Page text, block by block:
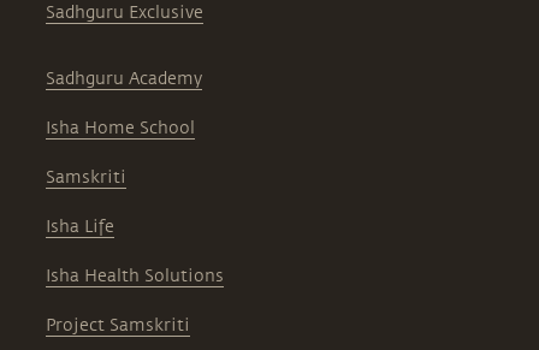
Sadhguru Exclusive
Sadhguru Academy
Isha Home School
Samskriti
Isha Life
Isha Health Solutions
Project Samskriti